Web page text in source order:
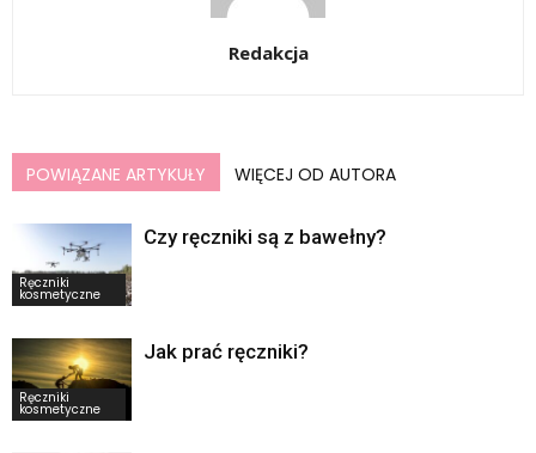
Redakcja
POWIĄZANE ARTYKUŁY WIĘCEJ OD AUTORA
Ręczniki
kosmetyczne
Czy ręczniki są z bawełny?
Ręczniki
kosmetyczne
Jak prać ręczniki?